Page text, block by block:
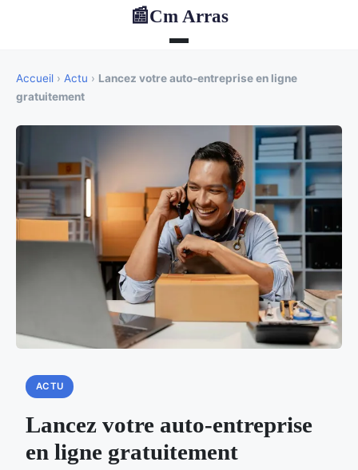
📰Cm Arras
Accueil › Actu › Lancez votre auto-entreprise en ligne
gratuitement
ACTU
Lancez votre auto-entreprise
en ligne gratuitement